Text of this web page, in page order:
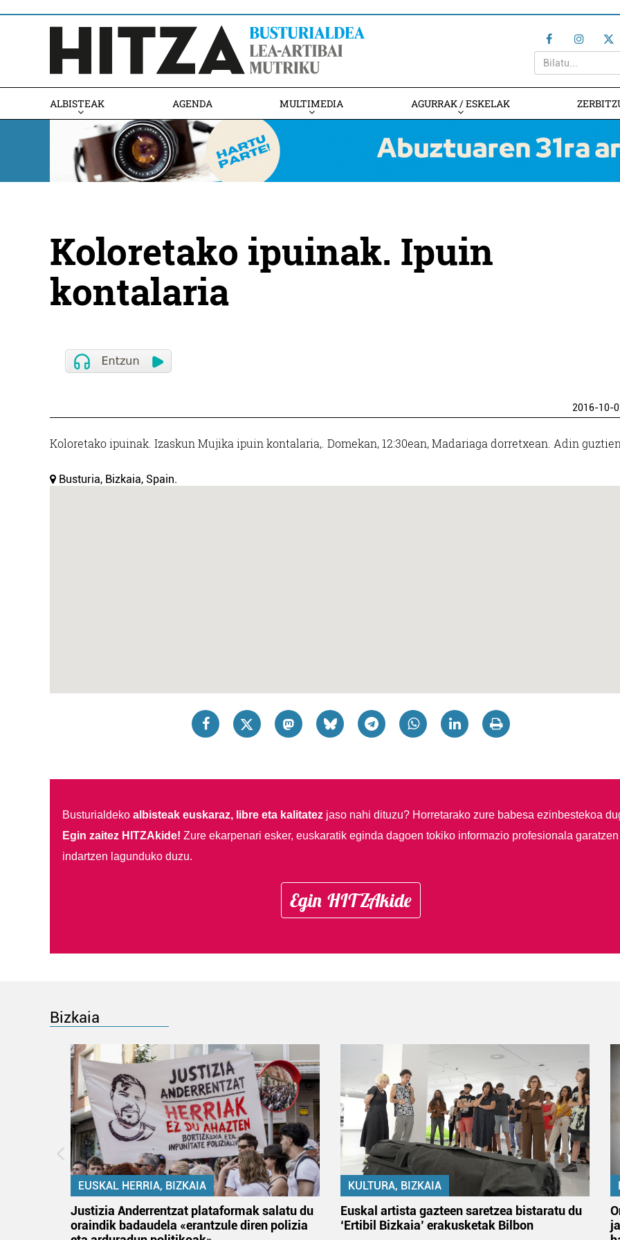
ALBISTEAK AGENDA MULTIMEDIA AGURRAK / ESKELAK
Koloretako ipuinak. Ipuin
kontalaria
2016-10-
Koloretako ipuinak. Izaskun Mujika ipuin kontalaria,. Domekan, 12:30ean, Madariaga dorretxean. Adin
Busturia, Bizkaia, Spain.
Busturialdeko albisteak euskaraz, libre eta kalitatezjaso nahi dituzu? Horretarako zure babesa ezinbestekoa
Egin zaitez HITZAkide! Zure ekarpenari esker, euskaratik eginda dagoen tokiko informazio profesionala garatzen
indartzen lagunduko duzu.
Egin HITZAkide
Bizkaia
EUSKAL HERRIA, BIZKAIA
Justizia Anderrentzat plataformak salatu du
oraindik badaudela «erantzule diren polizia
KULTURA, BIZKAIA
Euskal artista gazteen saretzea bistaratu du
‘Ertibil Bizkaia’ erakusketak Bilbon